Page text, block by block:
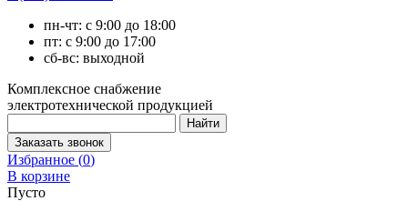
пн-чт: с 9:00 до 18:00
пт: с 9:00 до 17:00
сб-вс: выходной
Комплексное снабжение
электротехнической продукцией
Избранное (0)
В корзине
Пусто